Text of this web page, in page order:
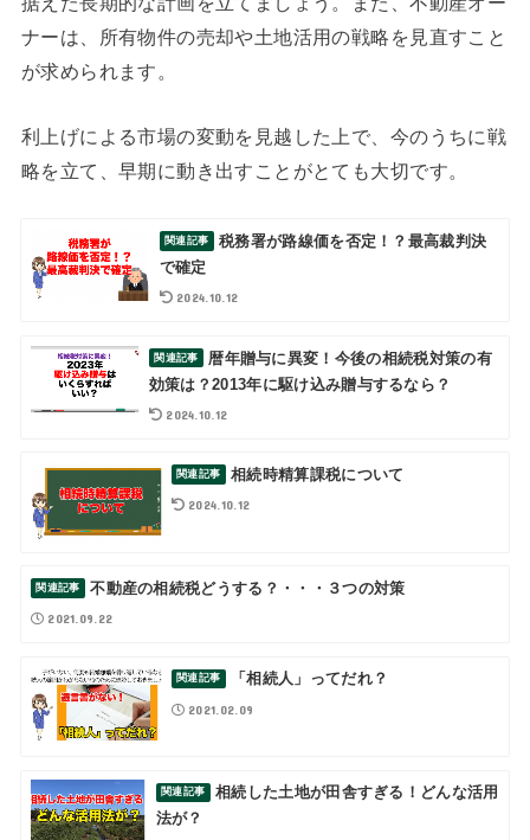
ナーは、所有物件の売却や土地活用の戦略を見直すこと
が求められます。
利上げによる市場の変動を見越した上で、今のうちに戦
略を立て、早期に動き出すことがとても大切です。
税務署が路線価を否定！？最高裁判決
で確定
2024.10.12
暦年贈与に異変！今後の相続税対策の有
効策は？2013年に駆け込み贈与するなら？
2024.10.12
相続時精算課税について
2024.10.12
不動産の相続税どうする？・・・３つの対策
2021.09.22
「相続人」ってだれ？
2021.02.09
相続した土地が田舎すぎる！どんな活用
法が？